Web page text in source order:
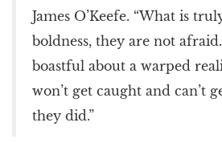
James O’Keefe. “What is
boldness, they are not
boastful about a warped
won’t get caught and can’t
they did.”